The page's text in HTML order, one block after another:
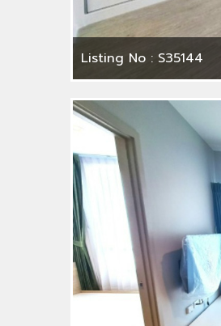
Listing No : S35144